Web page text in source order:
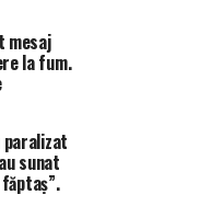
O femeie a ajuns la
FOTO
Căminul Cultural s-a
mesaj
la fum.
paralizat
sunat